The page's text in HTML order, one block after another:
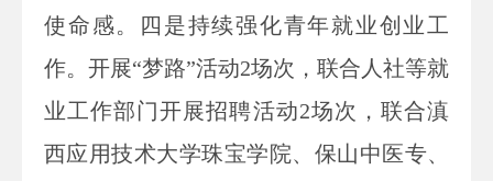
使命感。四是持续强化青年就业创业工
作。开展“梦路”活动2场次，联合人社等就
业工作部门开展招聘活动2场次，联合滇
西应用技术大学珠宝学院、保山中医专、